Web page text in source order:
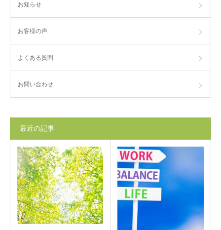
お知らせ
お客様の声
よくある質問
お問い合わせ
最近の記事